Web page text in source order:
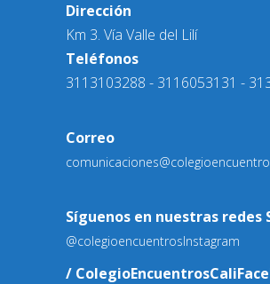
Dirección
Km 3. Vía Valle del Lilí
Teléfonos
3113103288 - 3116053131 -
Correo
Síguenos en nuestras redes
@colegioencuentrosInstagram
/ ColegioEncuentrosCali